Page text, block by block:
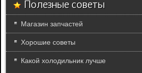
Полезные советы
Магазин запчастей
Хорошие советы
Какой холодильник лучше